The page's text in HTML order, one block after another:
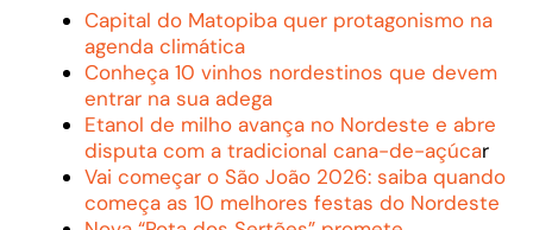
Capital do Matopiba quer protagonismo na
agenda climática
Conheça 10 vinhos nordestinos que devem
entrar na sua adega
Etanol de milho avança no Nordeste e abre
disputa com a tradicional cana-de-açúcar
Vai começar o São João 2026: saiba quando
começa as 10 melhores festas do Nordeste